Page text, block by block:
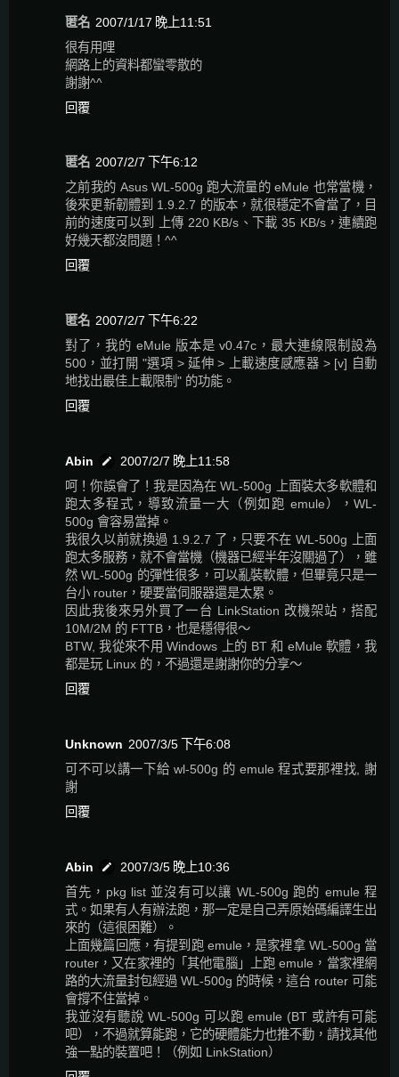
匿名 2007/1/17 晚上11:51
很有用哩
網路上的資料都蠻零散的
謝謝^^
回覆
匿名 2007/2/7 下午6:12
之前我的 Asus WL-500g 跑大流量的 eMule 也常當機，
後來更新韌體到 1.9.2.7 的版本，就很穩定不會當了，目
前的速度可以到 上傳 220 KB/s、下載 35 KB/s，連續跑
好幾天都沒問題！^^
回覆
匿名 2007/2/7 下午6:22
對了，我的 eMule 版本是 v0.47c，最大連線限制設為
500，並打開 "選項 > 延伸 > 上載速度感應器 > [v] 自動
地找出最佳上載限制" 的功能。
回覆
Abin
2007/2/7 晚上11:58
呵！你誤會了！我是因為在 WL-500g 上面裝太多軟體和
跑太多程式，導致流量一大（例如跑 emule），WL-
500g 會容易當掉。
我很久以前就換過 1.9.2.7 了，只要不在 WL-500g 上面
跑太多服務，就不會當機（機器已經半年沒關過了），雖
然 WL-500g 的彈性很多，可以亂裝軟體，但畢竟只是一
台小 router，硬要當伺服器還是太累。
因此我後來另外買了一台 LinkStation 改機架站，搭配
10M/2M 的 FTTB，也是穩得很～
BTW, 我從來不用 Windows 上的 BT 和 eMule 軟體，我
都是玩 Linux 的，不過還是謝謝你的分享～
回覆
Unknown 2007/3/5 下午6:08
可不可以講一下給 wl-500g 的 emule 程式要那裡找, 謝
謝
回覆
Abin
2007/3/5 晚上10:36
首先，pkg list 並沒有可以讓 WL-500g 跑的 emule 程
式。如果有人有辦法跑，那一定是自己弄原始碼編譯生出
來的（這很困難）。
上面幾篇回應，有提到跑 emule，是家裡拿 WL-500g 當
router，又在家裡的「其他電腦」上跑 emule，當家裡網
路的大流量封包經過 WL-500g 的時候，這台 router 可能
會撐不住當掉。
我並沒有聽說 WL-500g 可以跑 emule (BT 或許有可能
吧），不過就算能跑，它的硬體能力也推不動，請找其他
強一點的裝置吧！（例如 LinkStation）